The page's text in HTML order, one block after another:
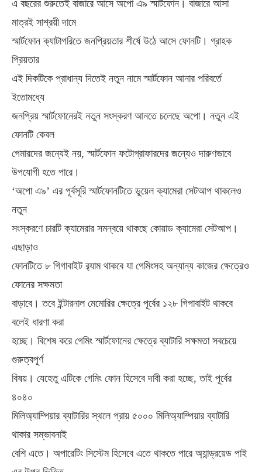
এ বছরের শুরুতেই বাজারে আসে অপো এ৯ স্মার্টফোন। বাজারে আসা
মাত্রই সাশ্রয়ী দামে
স্মার্টফোন ক্যাটাগরিতে জনপ্রিয়তার শীর্ষে উঠে আসে ফোনটি। গ্রাহক
প্রিয়তার
এই দিকটিকে প্রাধান্য দিতেই নতুন নামে স্মার্টফোন আনার পরিবর্তে
ইতোমধ্যে
জনপ্রিয় স্মার্টফোনেরই নতুন সংস্করণ আনতে চলেছে অপো। নতুন এই
ফোনটি কেবল
গেমারদের জন্যেই নয়, স্মার্টফোন ফটোগ্রাফারদের জন্যেও দারুণভাবে
উপযোগী হতে পারে।
‘অপো এ৯’ এর পূর্বসূরি স্মার্টফোনটিতে ডুয়েল ক্যামেরা সেটআপ থাকলেও
নতুন
সংস্করণে চারটি ক্যামেরার সমন্বয়ে থাকছে কোয়াড ক্যামেরা সেটআপ।
এছাড়াও
ফোনটিতে ৮ গিগাবাইট র‌্যাম থাকবে যা গেমিংসহ অন্যান্য কাজের ক্ষেত্রেও
ফোনের সক্ষমতা
বাড়াবে। তবে ইন্টারনাল মেমোরির ক্ষেত্রে পূর্বের ১২৮ গিগাবাইট থাকবে
বলেই ধারণা করা
হচ্ছে। বিশেষ করে গেমিং স্মার্টফোনের ক্ষেত্রে ব্যাটারি সক্ষমতা সবচেয়ে
গুরুত্বপূর্ণ
বিষয়। যেহেতু এটিকে গেমিং ফোন হিসেবে দাবী করা হচ্ছে, তাই পূর্বের
৪০৪০
মিলিঅ্যাম্পিয়ার ব্যাটারির স্থলে প্রায় ৫০০০ মিলিঅ্যাম্পিয়ার ব্যাটারি
থাকার সম্ভাবনাই
বেশি এতে। অপারেটিং সিস্টেম হিসেবে এতে থাকতে পারে অ্যান্ড্রয়েড পাই